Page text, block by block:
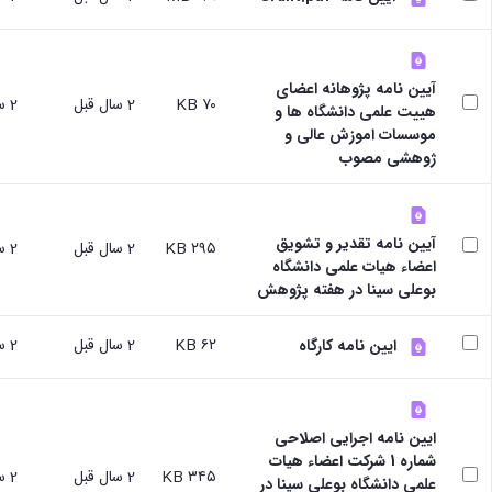
نشریات
فصلنامه
معاونت
پژوهش
و
فناوری
نشریه
مطالعات
فرهنگی
پلیس
فهرست
نشریات
علمی
معتبر
آیین نامه پژوهانه اعضای
هییت علمی دانشگاه ها و
موسسات اموزش عالی و
ژوهشی مصوب
۷۰ KB 2 سال قبل 2 سال قبل
آیین نامه تقدیر و تشویق
اعضاء هیات علمی دانشگاه
بوعلی سینا در هفته پژوهش
۲۹۵ KB 2 سال قبل 2 سال قبل
ایین نامه کارگاه ۶۲ KB 2 سال قبل 2 سال قبل
ایین نامه اجرایی اصلاحی
شماره 1 شرکت اعضاء هیات
علمی دانشگاه بوعلی سینا در
۳۴۵ KB 2 سال قبل 2 سال قبل